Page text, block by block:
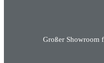
Großer Showroom